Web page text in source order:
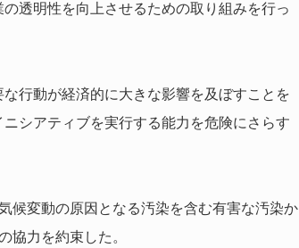
透明性を向上させるための取り組みを行っ
行動が経済的に大きな影響を及ぼすことを
シアティブを実行する能力を危険にさらす
候変動の原因となる汚染を含む有害な汚染か
協力を約束した。